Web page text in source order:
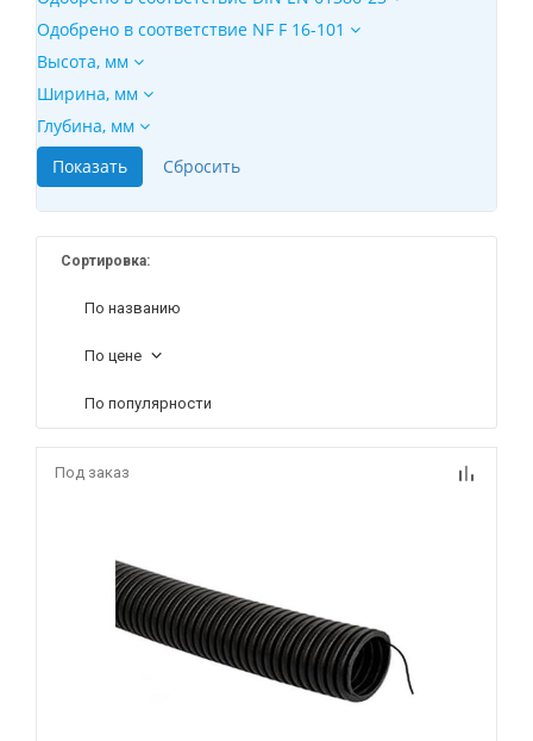
Одобрено в соответствие NF F 16-101
Высота, мм
Ширина, мм
Глубина, мм
Сортировка:
По названию
По цене
По популярности
Под заказ